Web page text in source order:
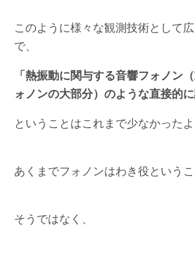
このように様々な観測技術として
で、
「熱振動に関与する音響フォノン
ォノンの大部分）のような直接的に
ということはこれまで少なかったよ
あくまでフォノンはわき役というこ
そうではなく、